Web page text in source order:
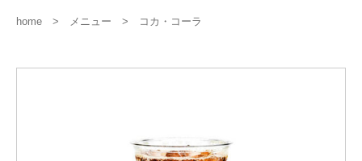
home メニュー コカ・コーラ